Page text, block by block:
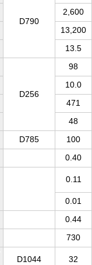
D790
2,600
13,200
13.5
D256
98
10.0
471
48
D785
100
0.40
0.11
0.01
0.44
730
D1044 32